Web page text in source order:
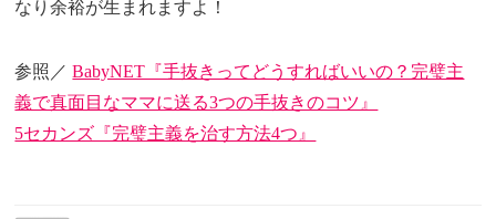
なり余裕が生まれますよ！
参照／BabyNET『手抜きってどうすればいいの？完璧主
義で真面目なママに送る3つの手抜きのコツ』
5セカンズ『完璧主義を治す方法4つ』